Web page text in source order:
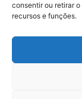
consentir ou retirar
recursos e funções.